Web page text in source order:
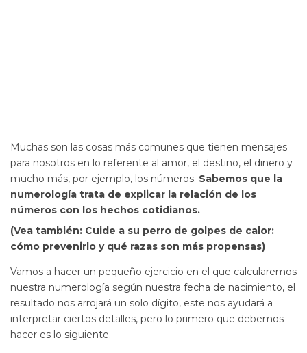
Muchas son las cosas más comunes que tienen mensajes
para nosotros en lo referente al amor, el destino, el dinero y
mucho más, por ejemplo, los números. Sabemos que la
numerología trata de explicar la relación de los
números con los hechos cotidianos.
(Vea también: Cuide a su perro de golpes de calor:
cómo prevenirlo y qué razas son más propensas)
Vamos a hacer un pequeño ejercicio en el que calcularemos
nuestra numerología según nuestra fecha de nacimiento, el
resultado nos arrojará un solo dígito, este nos ayudará a
interpretar ciertos detalles, pero lo primero que debemos
hacer es lo siguiente.